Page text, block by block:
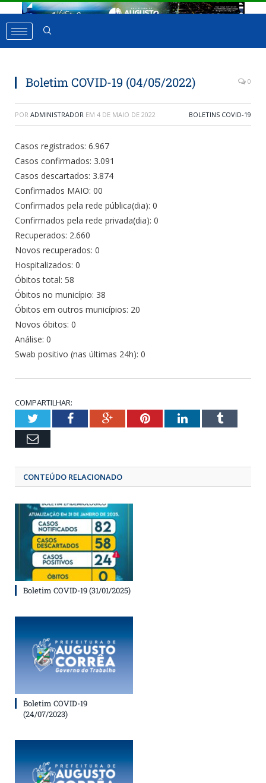
Boletim COVID-19 (04/05/2022) 0
POR ADMINISTRADOR EM 4 DE MAIO DE 2022 BOLETINS COVID-19
Casos registrados: 6.967
Casos confirmados: 3.091
Casos descartados: 3.874
Confirmados MAIO: 00
Confirmados pela rede pública(dia): 0
Confirmados pela rede privada(dia): 0
Recuperados: 2.660
Novos recuperados: 0
Hospitalizados: 0
Óbitos total: 58
Óbitos no município: 38
Óbitos em outros municípios: 20
Novos óbitos: 0
Análise: 0
Swab positivo (nas últimas 24h): 0
COMPARTILHAR:
TwitterFacebookGoogle+Pinterest
LinkedIn
Email
CONTEÚDO RELACIONADO
Boletim COVID-19 (31/01/2025)
Boletim COVID-19
(24/07/2023)